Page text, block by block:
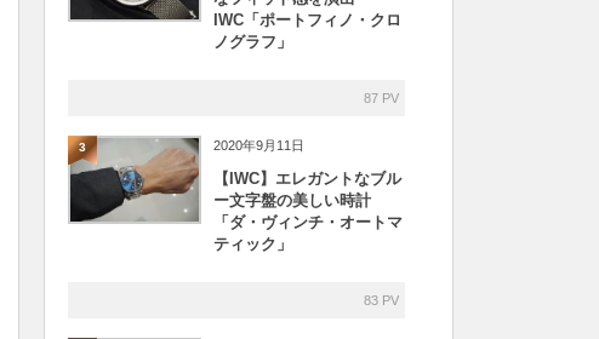
IWC「ポートフィノ・クロ
ノグラフ」
87 PV
3 2020年9月11日
【IWC】エレガントなブル
ー文字盤の美しい時計
「ダ・ヴィンチ・オートマ
ティック」
83 PV